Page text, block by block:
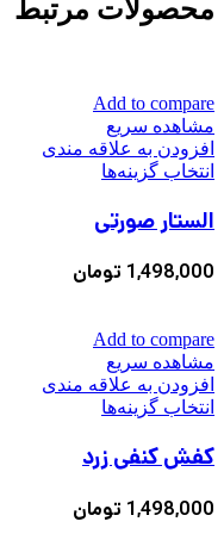
محصولات مرتبط
Add to compare
مشاهده سریع
افزودن به علاقه مندی
انتخاب گزینه‌ها
انواع
مختلفی
می
گزینه
ها
ممکن
است
در
محصول
شوند
الستار صورتی
1,498,000 تومان
Add to compare
مشاهده سریع
افزودن به علاقه مندی
انتخاب گزینه‌ها
دارای
انواع
می
کفش کنفی زرد
1,498,000 تومان